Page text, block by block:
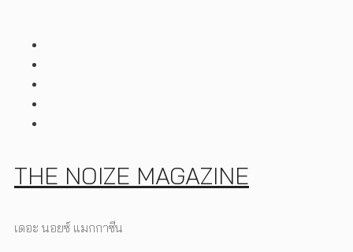
THE NOIZE MAGAZINE
เดอะ นอยซ์ แมกกาซีน